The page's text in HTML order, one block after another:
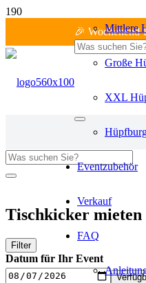
🎉
Mittlere
Große
XXL
Eventzubehör
Verkauf
FAQ
Tischkicker
Filter
Datum für Ihr Event